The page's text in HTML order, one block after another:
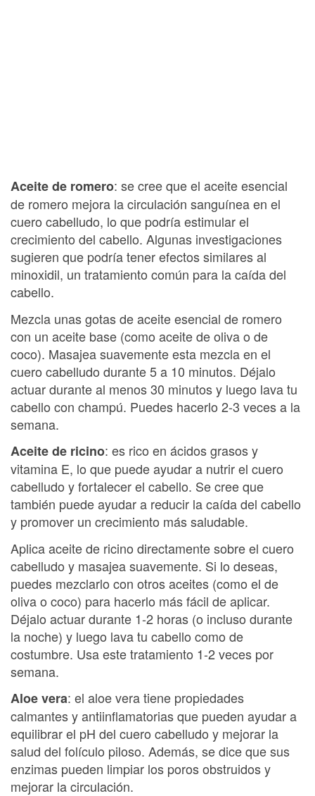
Aceite de romero: se cree que el aceite esencial
de romero mejora la circulación sanguínea en el
cuero cabelludo, lo que podría estimular el
crecimiento del cabello. Algunas investigaciones
sugieren que podría tener efectos similares al
minoxidil, un tratamiento común para la caída del
cabello.
Mezcla unas gotas de aceite esencial de romero
con un aceite base (como aceite de oliva o de
coco). Masajea suavemente esta mezcla en el
cuero cabelludo durante 5 a 10 minutos. Déjalo
actuar durante al menos 30 minutos y luego lava tu
cabello con champú. Puedes hacerlo 2-3 veces a la
semana.
Aceite de ricino: es rico en ácidos grasos y
vitamina E, lo que puede ayudar a nutrir el cuero
cabelludo y fortalecer el cabello. Se cree que
también puede ayudar a reducir la caída del cabello
y promover un crecimiento más saludable.
Aplica aceite de ricino directamente sobre el cuero
cabelludo y masajea suavemente. Si lo deseas,
puedes mezclarlo con otros aceites (como el de
oliva o coco) para hacerlo más fácil de aplicar.
Déjalo actuar durante 1-2 horas (o incluso durante
la noche) y luego lava tu cabello como de
costumbre. Usa este tratamiento 1-2 veces por
semana.
Aloe vera: el aloe vera tiene propiedades
calmantes y antiinflamatorias que pueden ayudar a
equilibrar el pH del cuero cabelludo y mejorar la
salud del folículo piloso. Además, se dice que sus
enzimas pueden limpiar los poros obstruidos y
mejorar la circulación.